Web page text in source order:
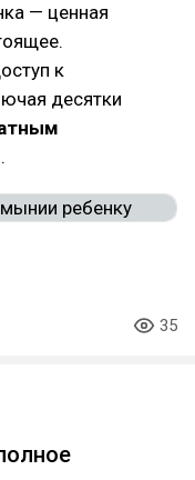
— ценная
к
десятки
35